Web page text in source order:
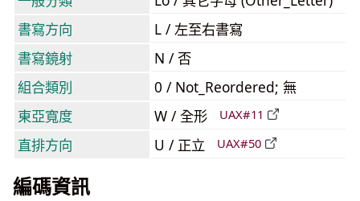
書寫方向
L / 左至右書寫
書寫鏡射
N / 否
組合類別
0 / Not_Reordered; 無
東亞寬度
W / 全形 UAX#11
直排方向 U / 正立 UAX#50
編碼資訊